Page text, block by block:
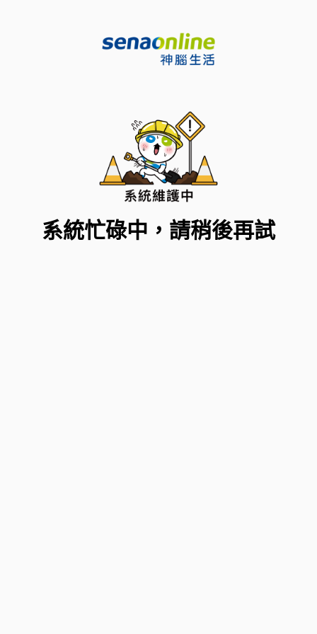
系統忙碌中，請稍後再試